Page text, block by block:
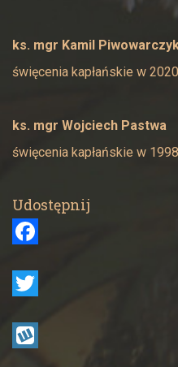
ks. mgr Kamil
święcenia kapłańskie w
ks. mgr Wojciech Pastwa
święcenia kapłańskie w
Udostępnij
a
ew